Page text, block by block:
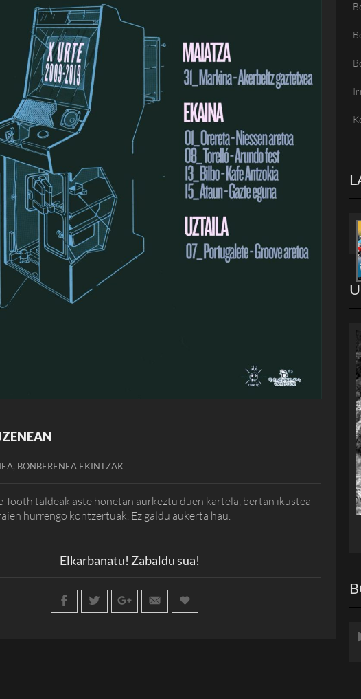
, BONBERENEA EKINTZAK
Tooth taldeak aste honetan aurkeztu duen kartela, bertan ikustea
hurrengo kontzertuak. Ez galdu aukerta hau.
Elkarbanatu! Zabaldu sua!